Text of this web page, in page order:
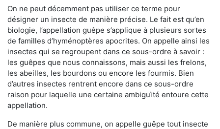
On ne peut décemment pas utiliser ce terme pour
désigner un insecte de manière précise. Le fait est qu’en
biologie, l’appellation guêpe s’applique à plusieurs sortes
de familles d’hyménoptères apocrites. On appelle ainsi les
insectes qui se regroupent dans ce sous-ordre à savoir :
les guêpes que nous connaissons, mais aussi les frelons,
les abeilles, les bourdons ou encore les fourmis. Bien
d’autres insectes rentrent encore dans ce sous-ordre
raison pour laquelle une certaine ambiguïté entoure cette
appellation.
De manière plus commune, on appelle guêpe tout insecte